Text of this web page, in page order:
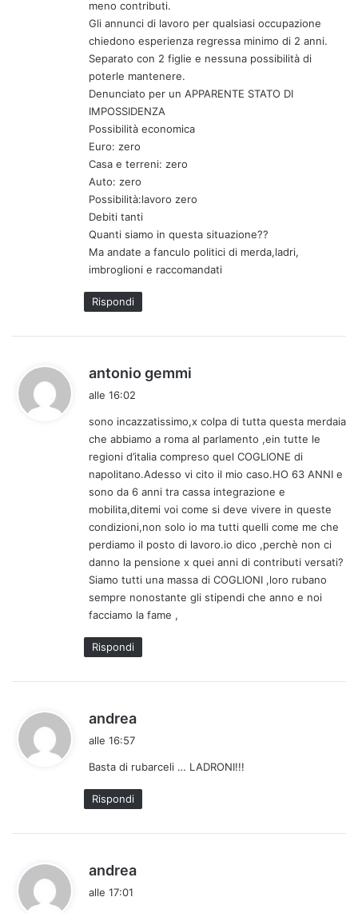
meno contributi.
Gli annunci di lavoro per qualsiasi occupazione
chiedono esperienza regressa minimo di 2 anni.
Separato con 2 figlie e nessuna possibilità di
poterle mantenere.
Denunciato per un APPARENTE STATO DI
IMPOSSIDENZA
Possibilità economica
Euro: zero
Casa e terreni: zero
Auto: zero
Possibilità:lavoro zero
Debiti tanti
Quanti siamo in questa situazione??
Ma andate a fanculo politici di merda,ladri,
imbroglioni e raccomandati
Rispondi
antonio gemmi
e
t
t
o
:
alle 16:02
sono incazzatissimo,x colpa di tutta questa merdaia
che abbiamo a roma al parlamento ,ein tutte le
regioni d’italia compreso quel COGLIONE di
napolitano.Adesso vi cito il mio caso.HO 63 ANNI e
sono da 6 anni tra cassa integrazione e
mobilita,ditemi voi come si deve vivere in queste
condizioni,non solo io ma tutti quelli come me che
perdiamo il posto di lavoro.io dico ,perchè non ci
danno la pensione x quei anni di contributi versati?
Siamo tutti una massa di COGLIONI ,loro rubano
sempre nonostante gli stipendi che anno e noi
facciamo la fame ,
Rispondi
andrea
e
t
t
alle 16:57
Basta di rubarceli … LADRONI!!!
Rispondi
andrea
alle 17:01